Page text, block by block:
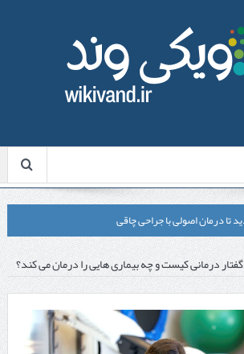
تا درمان اصولی با جراحی چاقی
شاتی یا رولی؟ مقایسه لیزرهای واقعی با شبه‌ لیزر در
ماشین ظرفشویی وستینگهاوس این موارد را
درمانی کیست و چه بیماری هایی را درمان می کند؟